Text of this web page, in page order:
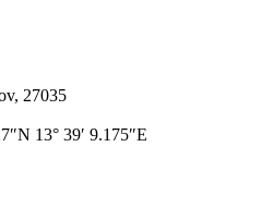
27035
13° 39′ 9.175″E